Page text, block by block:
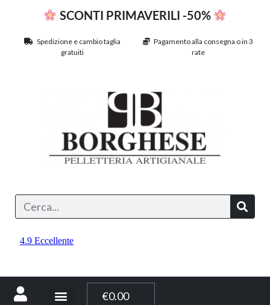
SCONTI PRIMAVERILI -50%
Spedizione e cambio taglia
gratuiti
Pagamento alla consegna o in 3
rate
€0.00